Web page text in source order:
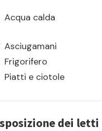
Acqua calda
Asciugamani
Frigorifero
Piatti e ciotole
dei letti